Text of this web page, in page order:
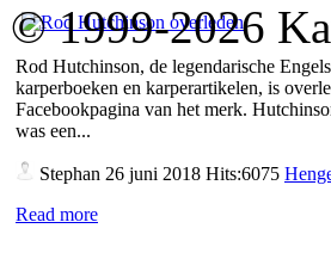
Rod Hutchinson, de legendarische
karperboeken en karperartikelen, is
Facebookpagina van het merk.
was een...
Stephan 26 juni 2018 Hits:6075
Read more
© 1999-2026